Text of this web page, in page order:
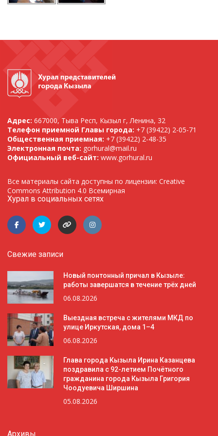
Адрес: 667000, Тыва Респ, Кызыл г, Ленина, 32
Телефон приемной Главы города: +7 (39422) 2-05-71
Общественная приемная: +7 (39422) 2-48-35
Электронная почта: gorhural@mail.ru
Официальный веб-сайт: www.gorhural.ru
Все материалы сайта доступны по лицензии: Creative
Commons Attribution 4.0 Всемирная
Хурал в социальных сетях
Свежие записи
Новый понтонный причал в Кызыле:
работы завершатся в течение трёх дней
06.08.2026
Выездная встреча с жителями МКД по
улице Иркутская, дома 1–4
06.08.2026
Глава города Кызыла Ирина Казанцева
поздравила с 92-летием Почётного
гражданина города Кызыла Григория
Чоодуевича Ширшина
05.08.2026
Архивы